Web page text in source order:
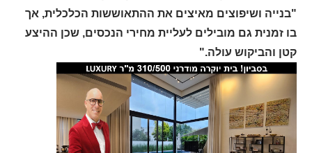
"בנייה ושיפוצים מאיצים את ההתאוששות הכלכלית, אך
בו זמנית גם מובילים לעליית מחירי הנכסים, שכן ההיצע
קטן והביקוש עולה."